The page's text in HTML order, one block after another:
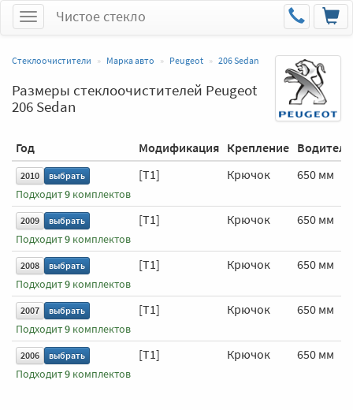
МенюЧистое стекло
Стеклоочистители Марка авто Peugeot 206 Sedan
Размеры стеклоочистителей Peugeot
206 Sedan
Год Модификация Крепление
2010 выбрать
Подходит9 комплектов
[T1] Крючок 650 мм
2009 выбрать
Подходит9 комплектов
[T1] Крючок 650 мм
2008 выбрать
Подходит9 комплектов
[T1] Крючок 650 мм
2007 выбрать
Подходит9 комплектов
[T1] Крючок 650 мм
2006 выбрать
Подходит9 комплектов
[T1] Крючок 650 мм